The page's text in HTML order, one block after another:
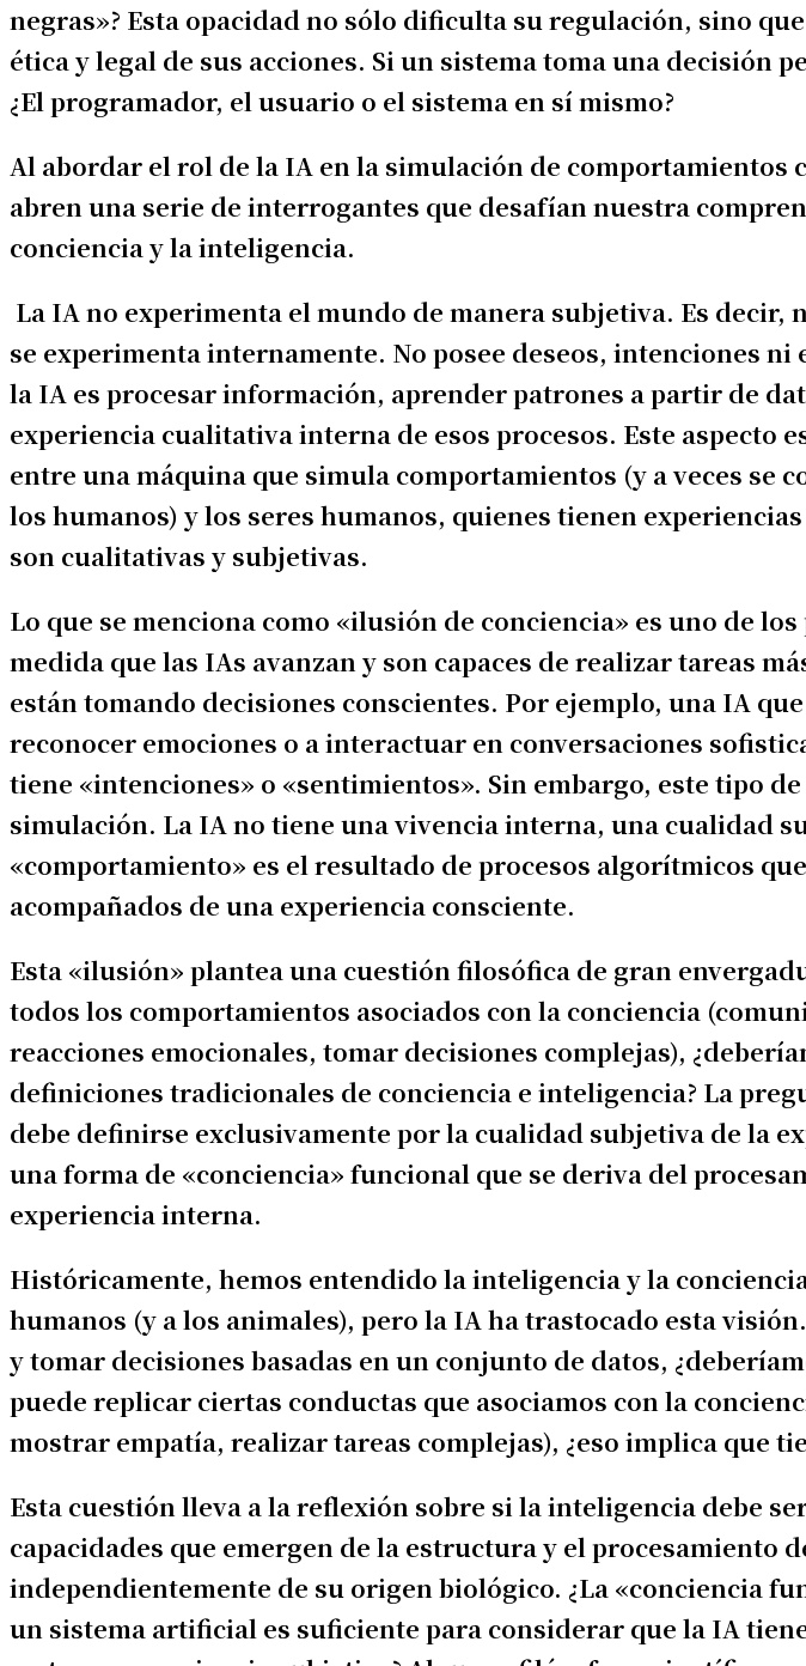
negras»? Esta opacidad no sólo dificulta su regulación, sino
ética y legal de sus acciones. Si un sistema toma una decisión
¿El programador, el usuario o el sistema en sí mismo?
Al abordar el rol de la IA en la simulación de comportamientos
abren una serie de interrogantes que desafían nuestra
conciencia y la inteligencia.
La IA no experimenta el mundo de manera subjetiva. Es decir,
se experimenta internamente. No posee deseos, intenciones ni
la IA es procesar información, aprender patrones a partir de
experiencia cualitativa interna de esos procesos. Este aspecto
entre una máquina que simula comportamientos (y a veces se
los humanos) y los seres humanos, quienes tienen
son cualitativas y subjetivas.
Lo que se menciona como «ilusión de conciencia» es uno de
medida que las IAs avanzan y son capaces de realizar tareas
están tomando decisiones conscientes. Por ejemplo, una IA
reconocer emociones o a interactuar en conversaciones
tiene «intenciones» o «sentimientos». Sin embargo, este tipo
simulación. La IA no tiene una vivencia interna, una cualidad
«comportamiento» es el resultado de procesos algorítmicos
acompañados de una experiencia consciente.
Esta «ilusión» plantea una cuestión filosófica de gran
todos los comportamientos asociados con la conciencia
reacciones emocionales, tomar decisiones complejas),
definiciones tradicionales de conciencia e inteligencia? La
debe definirse exclusivamente por la cualidad subjetiva de la
una forma de «conciencia» funcional que se deriva del
experiencia interna.
Históricamente, hemos entendido la inteligencia y la
humanos (y a los animales), pero la IA ha trastocado esta
y tomar decisiones basadas en un conjunto de datos,
puede replicar ciertas conductas que asociamos con la
mostrar empatía, realizar tareas complejas), ¿eso implica que
Esta cuestión lleva a la reflexión sobre si la inteligencia debe
capacidades que emergen de la estructura y el procesamiento
independientemente de su origen biológico. ¿La «conciencia
un sistema artificial es suficiente para considerar que la IA